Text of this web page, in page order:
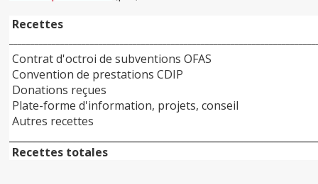
Recettes
Contrat d'octroi de subventions OFAS
Convention de prestations CDIP
Donations reçues
Plate-forme d'information, projets, conseil
Autres recettes
Recettes totales